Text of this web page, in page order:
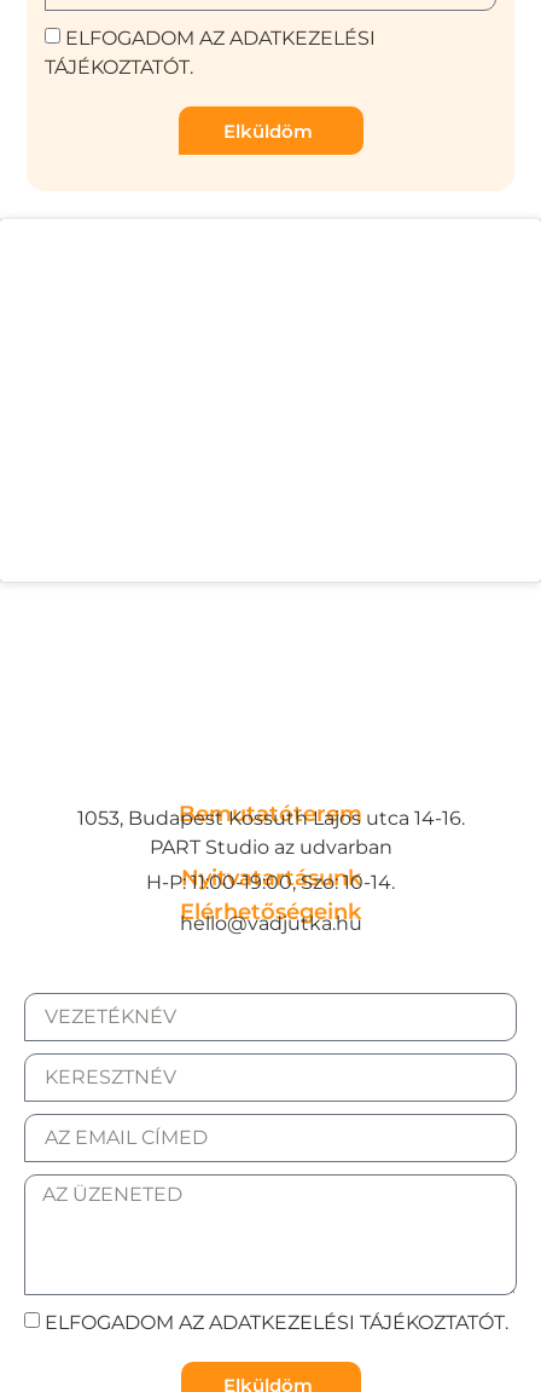
ELFOGADOM AZ ADATKEZELÉSI
TÁJÉKOZTATÓT.
Elküldöm
Bemutatóterem
1053, Budapest Kossuth Lajos utca 14-16.
PART Studio az udvarban
Nyitvatartásunk
H-P: 11:00-19:00, Szo: 10-14.
Elérhetőségeink
hello@vadjutka.hu
ELFOGADOM AZ ADATKEZELÉSI TÁJÉKOZTATÓT.
Elküldöm